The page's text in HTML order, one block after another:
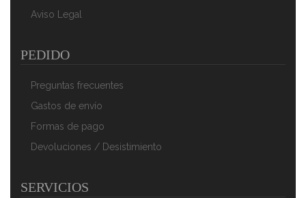
Aviso Legal
PEDIDO
Preguntas frecuentes
Gastos de envío
Formas de pago
Devoluciones / Desistimiento
SERVICIOS